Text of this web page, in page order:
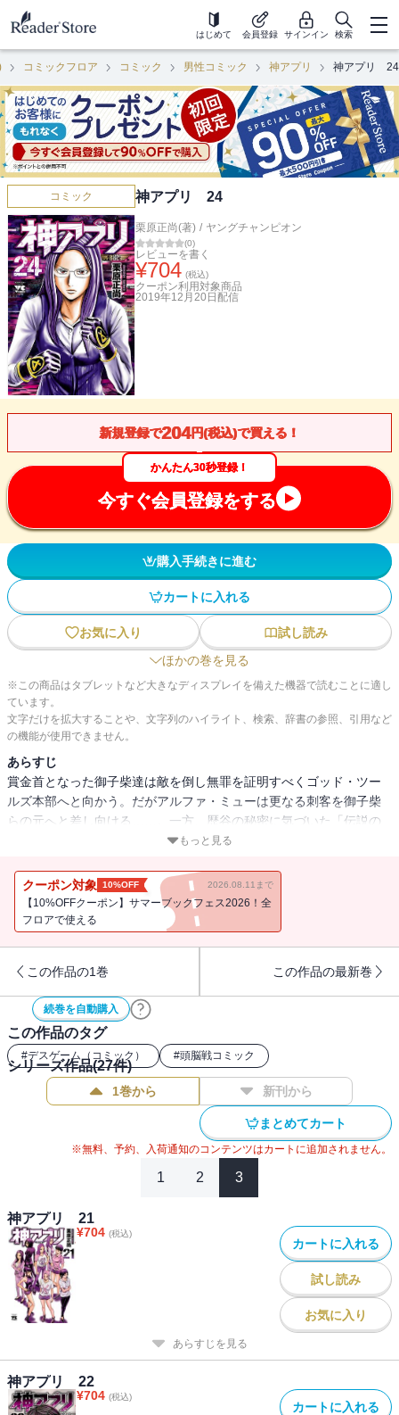
はじめて 会員登録 サインイン 検索
コミックフロア コミック 男性コミック 神アプリ 神アプリ 24
コミック 神アプリ 24
栗原正尚(著) / ヤングチャンピオン
(0)
レビューを書く
¥704 (税込)
クーポン利用対象商品
2019年12月20日 配信
新規登録で204円(税込)で買える！
かんたん30秒登録！
今すぐ会員登録をする
購入手続きに進む
カートに入れる
お気に入り
試し読み
ほかの巻を見る
※この商品はタブレットなど大きなディスプレイを備えた機器で読むことに適し
ています。
文字だけを拡大することや、文字列のハイライト、検索、辞書の参照、引用など
の機能が使用できません。
あらすじ
賞金首となった御子柴達は敵を倒し無罪を証明すべくゴッド・ツー
ルズ本部へと向かう。だがアルファ・ミューは更なる刺客を御子柴
らの元へと差し向ける……。一方、歴谷の秘密に気づいた「伝説の
ハンター」美杉はゴッド・ツールズ内で単身戦闘を開始するが…!?
もっと見る
クーポン対象 10%OFF 2026.08.11まで
【10%OFFクーポン】サマーブックフェス2026！全
フロアで使える
この作品の1巻 この作品の最新巻
続巻を自動購入
この作品のタグ
#デスゲーム（コミック） #頭脳戦コミック
シリーズ作品(27件)
1巻から 新刊から
まとめてカート
※無料、予約、入荷通知のコンテンツはカートに追加されません。
1 2 3
神アプリ 21
¥704 (税込)
カートに入れる
試し読み
お気に入り
あらすじを見る
神アプリ 22
¥704 (税込)
カートに入れる